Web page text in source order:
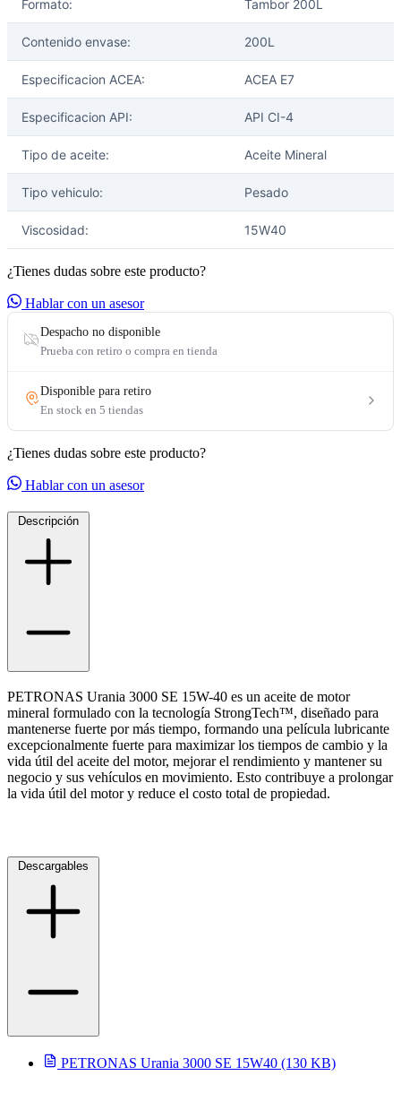
selladores
Formato: Tambor 200L
Contenido envase: 200L
Especificacion ACEA: ACEA E7
Especificacion API: API CI-4
Tipo de aceite: Aceite Mineral
Tipo vehiculo: Pesado
Viscosidad: 15W40
¿Tienes dudas sobre este producto?
Hablar con un asesor
¿Tienes dudas sobre este producto?
Hablar con un asesor
Descripción
PETRONAS Urania 3000 SE 15W-40 es un aceite de motor
mineral formulado con la tecnología StrongTech™, diseñado para
mantenerse fuerte por más tiempo, formando una película lubricante
excepcionalmente fuerte para maximizar los tiempos de cambio y la
vida útil del aceite del motor, mejorar el rendimiento y mantener su
negocio y sus vehículos en movimiento. Esto contribuye a prolongar
la vida útil del motor y reduce el costo total de propiedad.
Descargables
PETRONAS Urania 3000 SE 15W40 (130 KB)